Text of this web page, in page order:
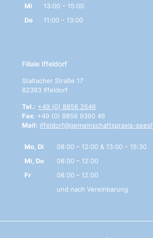
Mi
13:00 – 15:00
Do
11:00 – 13:00
Filiale Iffeldorf
Staltacher Straße 17
82393 Iffeldorf
Tel.: +49 (0) 8856 2646
Fax: +49 (0) 8856 9360 46
Mail: iffeldorf@gemeinschaftspraxis-
Mo, Di
08:00 – 12:00 & 13:00 – 15:30
Mi, Do
08:00 – 12:00
Fr
08:00 – 12:00
und nach Vereinbarung